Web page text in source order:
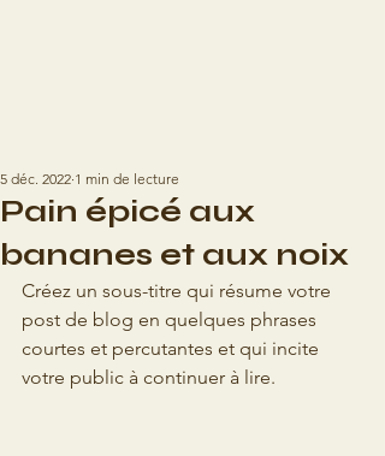
Pain épicé aux
bananes et aux noix
5 déc. 2022 1 min de lecture
Créez un sous-titre qui résume votre
post de blog en quelques phrases
courtes et percutantes et qui incite
votre public à continuer à lire.